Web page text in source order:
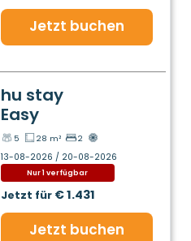
Jetzt buchen
hu stay
Easy
5 28 m² 2
13-08-2026 / 20-08-2026
Nur 1 verfügbar
Jetzt für € 1.431
Jetzt buchen